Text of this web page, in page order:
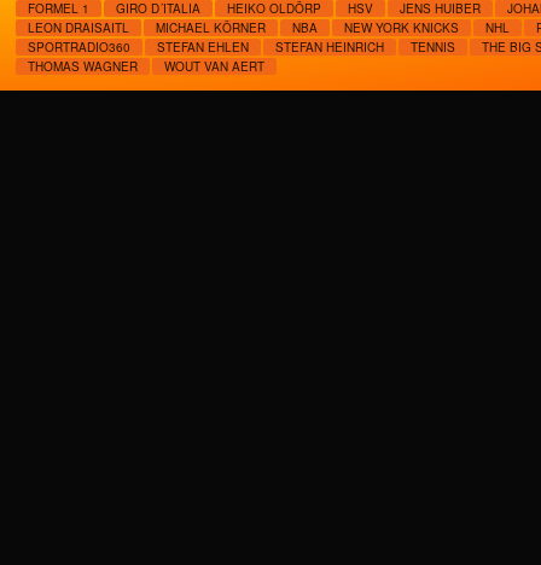
FORMEL 1
GIRO D´ITALIA HEIKO OLDÖRP HSV JENS HUIBER
LEON DRAISAITL
MICHAEL KÖRNER NBA NEW YORK KNICKS NHL
SPORTRADIO360
STEFAN EHLEN STEFAN HEINRICH TENNIS
THE BIG
THOMAS WAGNER
WOUT VAN AERT